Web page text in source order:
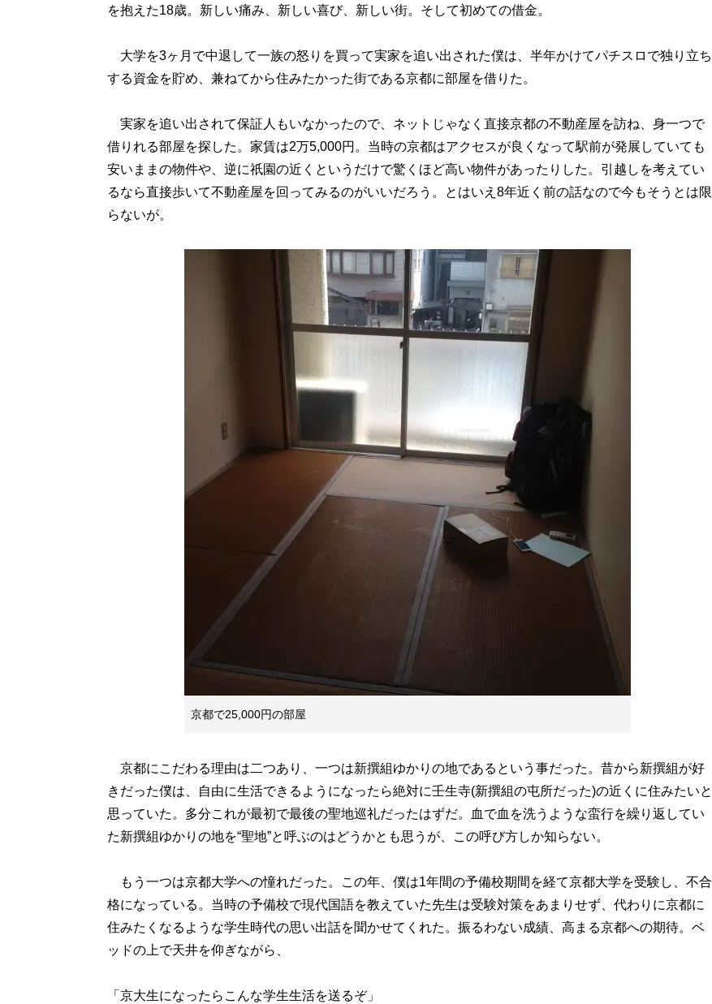
を抱えた18歳。新しい痛み、新しい喜び、新しい街。そして初めての借金。
大学を3ヶ月で中退して一族の怒りを買って実家を追い出された僕は、半年かけてパチスロで独り立ち
する資金を貯め、兼ねてから住みたかった街である京都に部屋を借りた。
実家を追い出されて保証人もいなかったので、ネットじゃなく直接京都の不動産屋を訪ね、身一つで
借りれる部屋を探した。家賃は2万5,000円。当時の京都はアクセスが良くなって駅前が発展していても
安いままの物件や、逆に祇園の近くというだけで驚くほど高い物件があったりした。引越しを考えてい
るなら直接歩いて不動産屋を回ってみるのがいいだろう。とはいえ8年近く前の話なので今もそうとは限
らないが。
京都で25,000円の部屋
京都にこだわる理由は二つあり、一つは新撰組ゆかりの地であるという事だった。昔から新撰組が好
きだった僕は、自由に生活できるようになったら絶対に壬生寺(新撰組の屯所だった)の近くに住みたいと
思っていた。多分これが最初で最後の聖地巡礼だったはずだ。血で血を洗うような蛮行を繰り返してい
た新撰組ゆかりの地を“聖地”と呼ぶのはどうかとも思うが、この呼び方しか知らない。
もう一つは京都大学への憧れだった。この年、僕は1年間の予備校期間を経て京都大学を受験し、不合
格になっている。当時の予備校で現代国語を教えていた先生は受験対策をあまりせず、代わりに京都に
住みたくなるような学生時代の思い出話を聞かせてくれた。振るわない成績、高まる京都への期待。ベ
ッドの上で天井を仰ぎながら、
「京大生になったらこんな学生生活を送るぞ」